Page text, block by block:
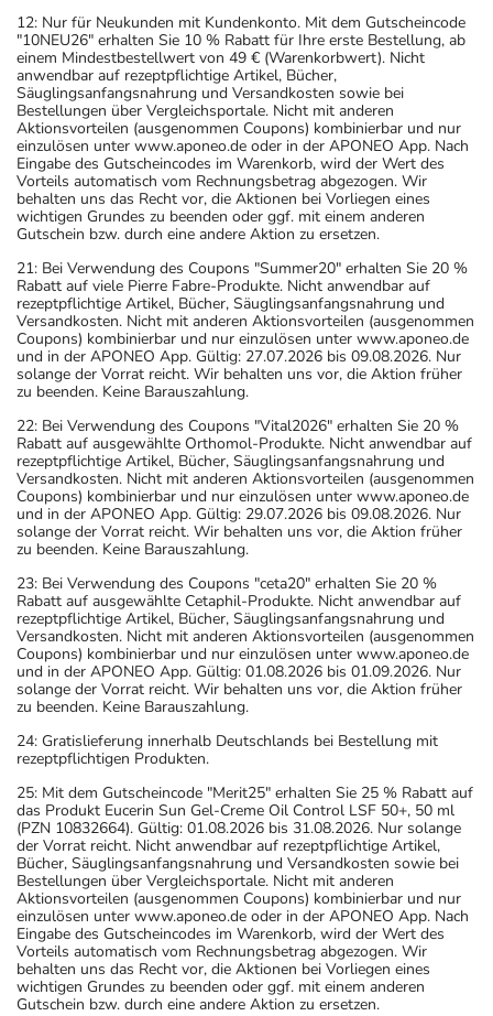
12: Nur für Neukunden mit Kundenkonto. Mit dem Gutscheincode
"10NEU26" erhalten Sie 10 % Rabatt für Ihre erste Bestellung, ab
einem Mindestbestellwert von 49 € (Warenkorbwert). Nicht
anwendbar auf rezeptpflichtige Artikel, Bücher,
Säuglingsanfangsnahrung und Versandkosten sowie bei
Bestellungen über Vergleichsportale. Nicht mit anderen
Aktionsvorteilen (ausgenommen Coupons) kombinierbar und nur
einzulösen unter www.aponeo.de oder in der APONEO App. Nach
Eingabe des Gutscheincodes im Warenkorb, wird der Wert des
Vorteils automatisch vom Rechnungsbetrag abgezogen. Wir
behalten uns das Recht vor, die Aktionen bei Vorliegen eines
wichtigen Grundes zu beenden oder ggf. mit einem anderen
Gutschein bzw. durch eine andere Aktion zu ersetzen.
21: Bei Verwendung des Coupons "Summer20" erhalten Sie 20 %
Rabatt auf viele Pierre Fabre-Produkte. Nicht anwendbar auf
rezeptpflichtige Artikel, Bücher, Säuglingsanfangsnahrung und
Versandkosten. Nicht mit anderen Aktionsvorteilen (ausgenommen
Coupons) kombinierbar und nur einzulösen unter www.aponeo.de
und in der APONEO App. Gültig: 27.07.2026 bis 09.08.2026. Nur
solange der Vorrat reicht. Wir behalten uns vor, die Aktion früher
zu beenden. Keine Barauszahlung.
22: Bei Verwendung des Coupons "Vital2026" erhalten Sie 20 %
Rabatt auf ausgewählte Orthomol-Produkte. Nicht anwendbar auf
rezeptpflichtige Artikel, Bücher, Säuglingsanfangsnahrung und
Versandkosten. Nicht mit anderen Aktionsvorteilen (ausgenommen
Coupons) kombinierbar und nur einzulösen unter www.aponeo.de
und in der APONEO App. Gültig: 29.07.2026 bis 09.08.2026. Nur
solange der Vorrat reicht. Wir behalten uns vor, die Aktion früher
zu beenden. Keine Barauszahlung.
23: Bei Verwendung des Coupons "ceta20" erhalten Sie 20 %
Rabatt auf ausgewählte Cetaphil-Produkte. Nicht anwendbar auf
rezeptpflichtige Artikel, Bücher, Säuglingsanfangsnahrung und
Versandkosten. Nicht mit anderen Aktionsvorteilen (ausgenommen
Coupons) kombinierbar und nur einzulösen unter www.aponeo.de
und in der APONEO App. Gültig: 01.08.2026 bis 01.09.2026. Nur
solange der Vorrat reicht. Wir behalten uns vor, die Aktion früher
zu beenden. Keine Barauszahlung.
24: Gratislieferung innerhalb Deutschlands bei Bestellung mit
rezeptpflichtigen Produkten.
25: Mit dem Gutscheincode "Merit25" erhalten Sie 25 % Rabatt auf
das Produkt Eucerin Sun Gel-Creme Oil Control LSF 50+, 50 ml
(PZN 10832664). Gültig: 01.08.2026 bis 31.08.2026. Nur solange
der Vorrat reicht. Nicht anwendbar auf rezeptpflichtige Artikel,
Bücher, Säuglingsanfangsnahrung und Versandkosten sowie bei
Bestellungen über Vergleichsportale. Nicht mit anderen
Aktionsvorteilen (ausgenommen Coupons) kombinierbar und nur
einzulösen unter www.aponeo.de oder in der APONEO App. Nach
Eingabe des Gutscheincodes im Warenkorb, wird der Wert des
Vorteils automatisch vom Rechnungsbetrag abgezogen. Wir
behalten uns das Recht vor, die Aktionen bei Vorliegen eines
wichtigen Grundes zu beenden oder ggf. mit einem anderen
Gutschein bzw. durch eine andere Aktion zu ersetzen.